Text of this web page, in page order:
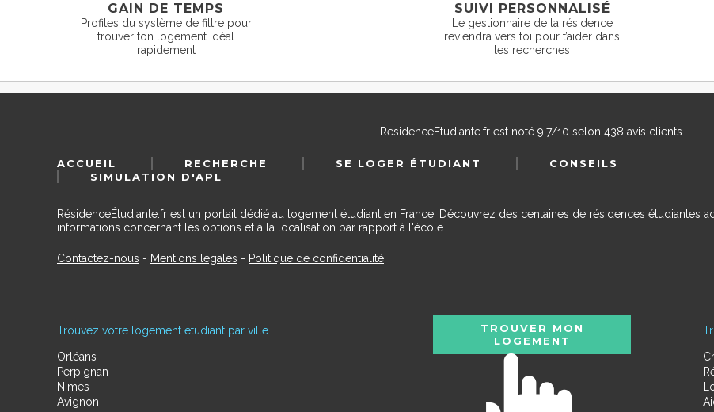
GAIN DE TEMPS
Profites du système de filtre pour
trouver ton logement idéal
rapidement
SUIVI PERSONNALISÉ
Le gestionnaire de la résidence
reviendra vers toi pour t’aider dans
tes recherches
ResidenceEtudiante.frest noté 9,7/10 selon 438 avis clients.
ACCUEIL RECHERCHE SE LOGER ÉTUDIANT
CONSEILS
SIMULATION D'APL
RésidenceÉtudiante.fr est un portail dédié au logement étudiant en France. Découvrez des centaines de résidences étudiantes
informations concernant les options et à la localisation par rapport à l'école.
Contactez-nous - Mentions légales - Politique de confidentialité
Trouvez votre logement étudiant par ville
Orléans
Perpignan
Nimes
Avignon
TROUVER MON
LOGEMENT